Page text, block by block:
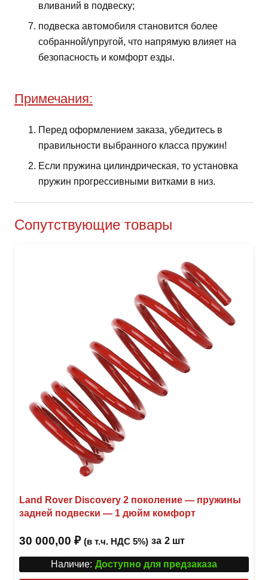
вливаний в подвеску;
подвеска автомобиля становится более
собранной/упругой, что напрямую влияет на
безопасность и комфорт езды.
Примечания:
Перед оформлением заказа, убедитесь в
правильности выбранного класса пружин!
Если пружина цилиндрическая, то установка
пружин прогрессивными витками в низ.
Сопутствующие товары
Land Rover Discovery 2 поколение — пружины
задней подвески — 1 дюйм комфорт
30 000,00 ₽ (в т.ч. НДС 5%) за 2 шт
Наличие: Доступно для предзаказа